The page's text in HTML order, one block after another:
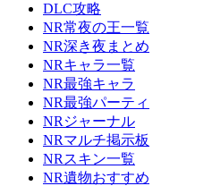
DLC攻略
NR常夜の王一覧
NR深き夜まとめ
NRキャラ一覧
NR最強キャラ
NR最強パーティ
NRジャーナル
NRマルチ掲示板
NRスキン一覧
NR遺物おすすめ